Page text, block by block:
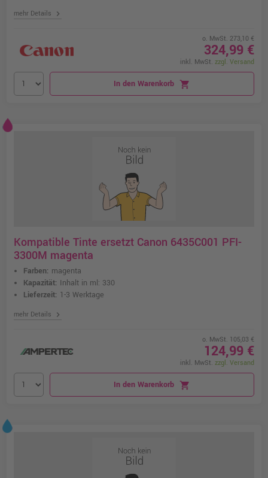
mehr Details chevron_right
o. MwSt. 273,10 €
324,99 €
inkl. MwSt. zzgl. Versand
In den Warenkorb shopping_cart
Kompatible Tinte ersetzt Canon 6435C001 PFI-
3300M magenta
Farben: magenta
Kapazität: Inhalt in ml: 330
Lieferzeit: 1-3 Werktage
mehr Details chevron_right
o. MwSt. 105,03 €
124,99 €
inkl. MwSt. zzgl. Versand
In den Warenkorb shopping_cart